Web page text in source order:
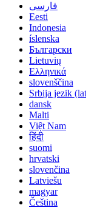
فارسی
Eesti
Indonesia
íslenska
Български
Lietuvių
Ελληνικά
slovenščina
Srbija jezik
dansk
Malti
Việt Nam
हिंदी
suomi
hrvatski
slovenčina
Latviešu
magyar
Čeština